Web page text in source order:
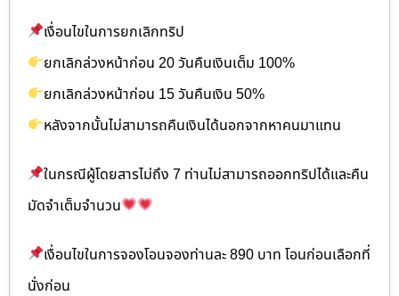
เงื่อนไขในการยกเลิกทริป
ยกเลิกล่วงหน้าก่อน 20 วันคืนเงินเต็ม 100%
ยกเลิกล่วงหน้าก่อน 15 วันคืนเงิน 50%
หลังจากนั้นไม่สามารถคืนเงินได้นอกจากหาคนมาแทน
ในกรณีผู้โดยสารไม่ถึง 7 ท่านไม่สามารถออกทริปได้และคืน
มัดจำเต็มจำนวน
เงื่อนไขในการจองโอนจองท่านละ 890 บาท โอนก่อนเลือกที่
นั่งก่อน